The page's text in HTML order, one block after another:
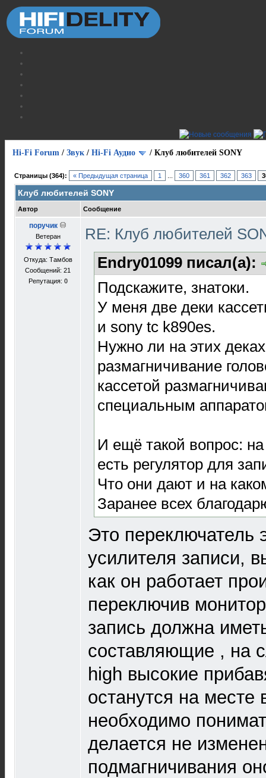
Hi-Fi Forum / Звук / Hi-Fi Аудио / Клуб любителей SONY
Страницы (364): « Предыдущая страница 1 360 361 362 363
Клуб любителей SONY
Автор Сообщение
поручик
Ветеран
Откуда: Тамбов
Сообщений: 21
Репутация: 0
RE: Клуб любителей
Endry01099 писал(а):
Подскажите, знатоки.
У меня две деки
и sony tc k890es.
Нужно ли на этих
размагничивание
кассетой
специальным
И ещё такой вопрос:
есть регулятор для
Что они дают и на
Заранее всех
Это переключатель
усилителя записи,
как он работает
переключив
запись должна
составляющие , на
high высокие
останутся на месте
необходимо
делается не
подмагничивания